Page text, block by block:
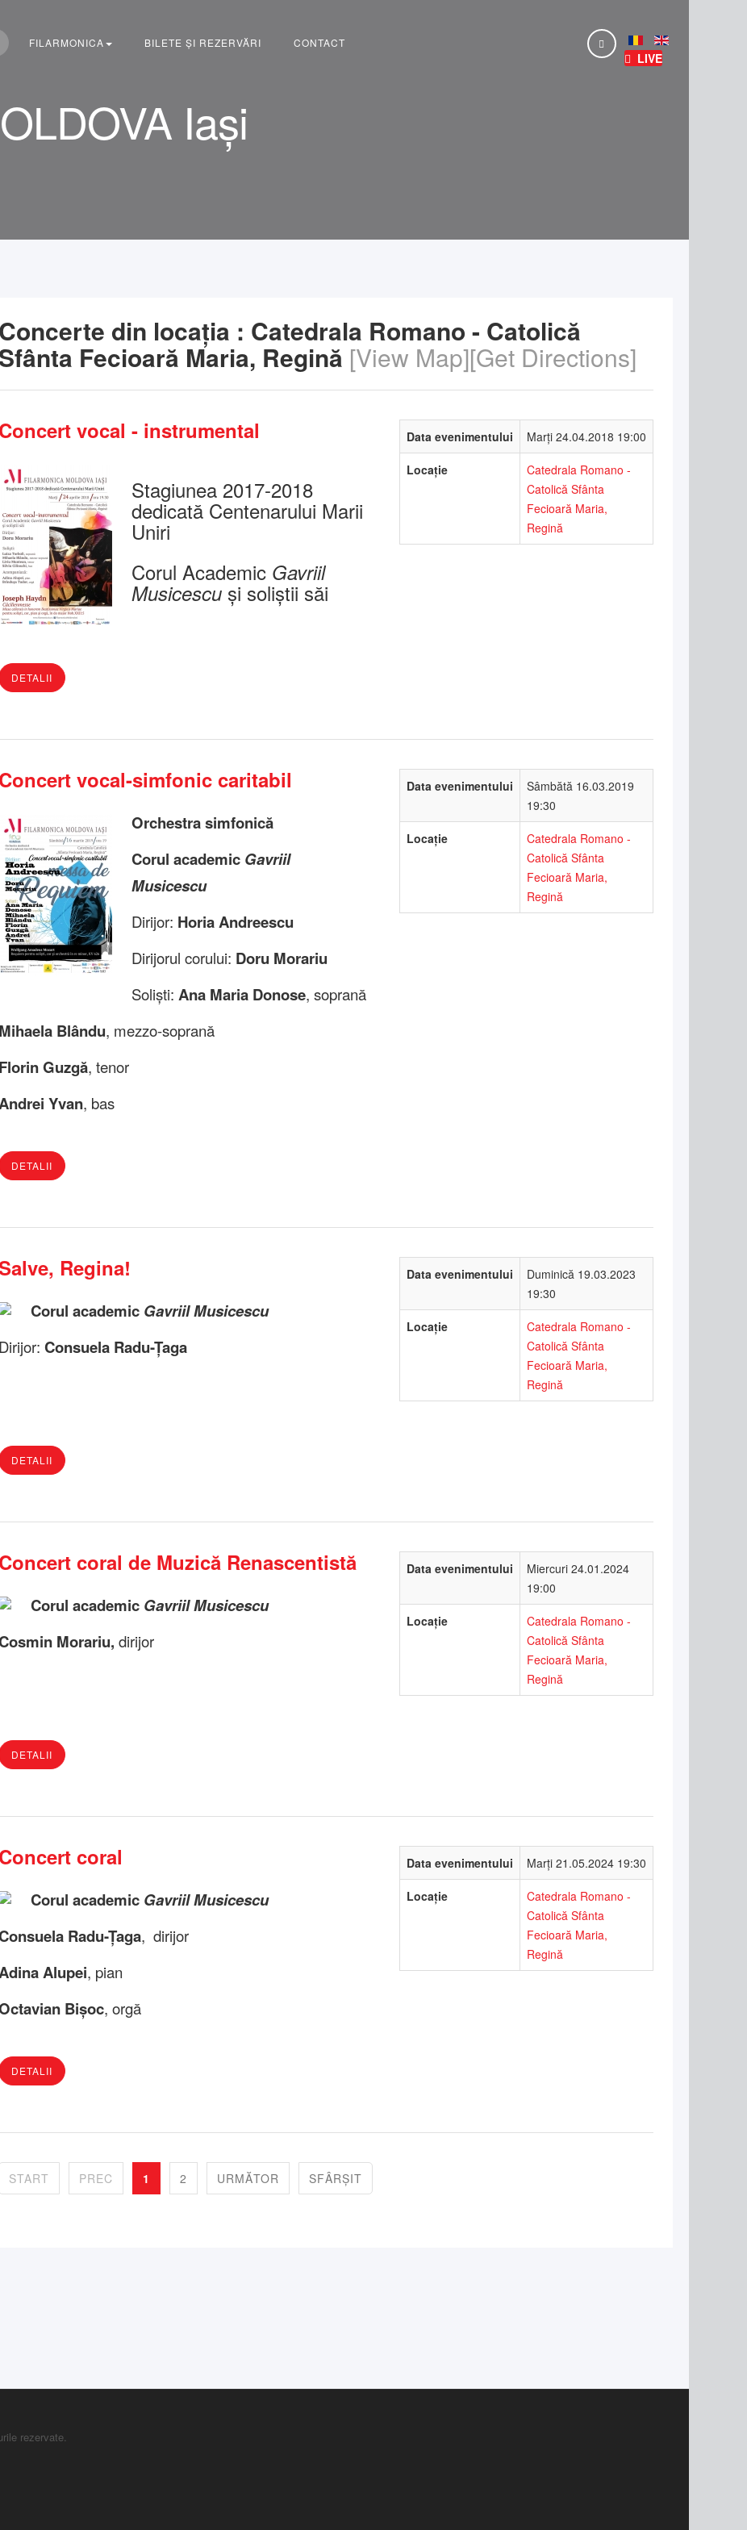
FILARMONICA BILETE ȘI REZERVĂRI CONTACT
LIVE
Iași
Concerte din locația : Catedrala Romano - Catolică
Sfânta Fecioară Maria, Regină [View Map][Get Directions]
Concert vocal - instrumental
Stagiunea 2017-2018
dedicată Centenarului Marii
Uniri
Corul Academic Gavriil
Musicescu şi soliştii săi
Data evenimentului Marți 24.04.2018 19:00
Locație
Catedrala Romano -
Catolică Sfânta
Fecioară Maria,
Regină
DETALII
Concert vocal-simfonic caritabil
Orchestra simfonică
Corul academic Gavriil
Musicescu
Dirijor: Horia Andreescu
Dirijorul corului: Doru Morariu
Soliști: Ana Maria Donose, soprană
Mihaela Blându, mezzo-soprană
Florin Guzgă, tenor
Yvan, bas
Data evenimentului
Sâmbătă 16.03.2019
19:30
Locație
Catedrala Romano -
Catolică Sfânta
Fecioară Maria,
Regină
DETALII
Regina!
Corul academic Gavriil Musicescu
Dirijor: Consuela Radu-Țaga
Data evenimentului
Duminică 19.03.2023
19:30
Locație
Catedrala Romano -
Catolică Sfânta
Fecioară Maria,
Regină
DETALII
Concert coral de Muzică Renascentistă
Corul academic Gavriil Musicescu
Morariu, dirijor
Data evenimentului
Miercuri 24.01.2024
19:00
Locație
Catedrala Romano -
Catolică Sfânta
Fecioară Maria,
Regină
DETALII
Concert coral
Corul academic Gavriil Musicescu
Radu-Țaga, dirijor
Alupei, pian
Bișoc, orgă
Data evenimentului Marți 21.05.2024 19:30
Locație
Catedrala Romano -
Catolică Sfânta
Fecioară Maria,
Regină
DETALII
START PREC 1 2 URMĂTOR SFÂRȘIT
rezervate.